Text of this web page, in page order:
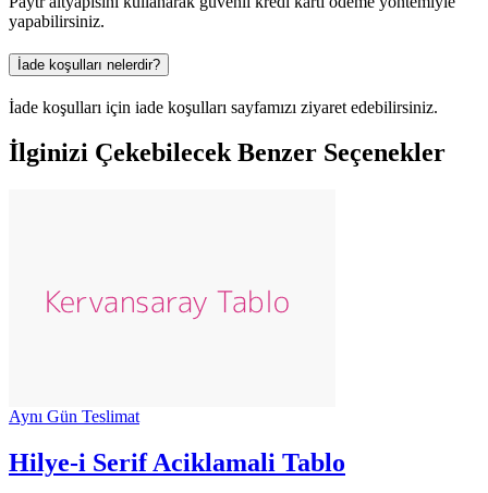
yapabilirsiniz.
İade koşulları nelerdir?
İade koşulları için iade koşulları sayfamızı ziyaret edebilirsiniz.
İlginizi Çekebilecek Benzer Seçenekler
Aynı Gün Teslimat
Hilye-i Serif Aciklamali Tablo